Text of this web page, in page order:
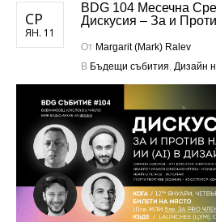
СР
ЯН. 11
BDG 104 Месечна
Дискусия – За и
От Margarit (Mark) Ralev
В Бъдещи събития, Дизайн